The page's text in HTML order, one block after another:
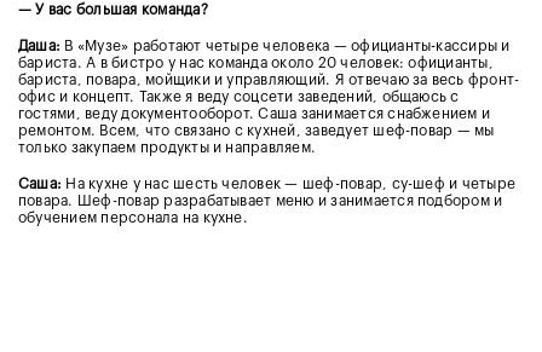
— У вас большая команда?
Даша: В «Музе» работают четыре человека — официанты-кассиры и
бариста. А в бистро у нас команда около 20 человек: официанты,
бариста, повара, мойщики и управляющий. Я отвечаю за весь фронт-
офис и концепт. Также я веду соцсети заведений, общаюсь с
гостями, веду документооборот. Саша занимается снабжением и
ремонтом. Всем, что связано с кухней, заведует шеф-повар — мы
только закупаем продукты и направляем.
Саша: На кухне у нас шесть человек — шеф-повар, су-шеф и четыре
повара. Шеф-повар разрабатывает меню и занимается подбором и
обучением персонала на кухне.